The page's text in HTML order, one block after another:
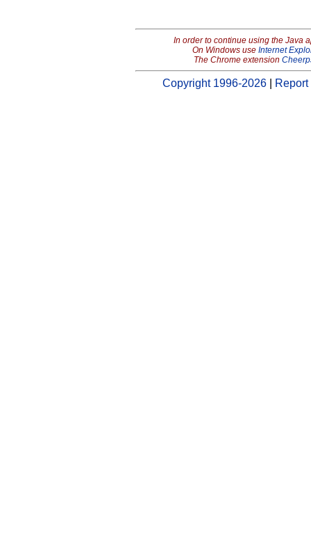
In order to continue using the Java
On Windows use Internet
The Chrome extension
Copyright 1996-2026